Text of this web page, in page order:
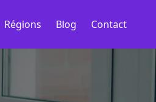
Régions Blog Contact